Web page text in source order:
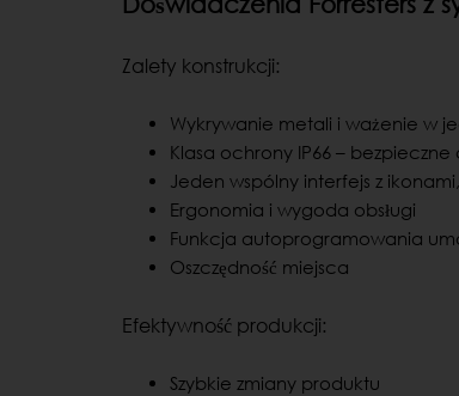
Zalety konstrukcji:
Wykrywanie metali i ważenie w
Klasa ochrony IP66 – bezpieczne
Jeden wspólny interfejs z
Ergonomia i wygoda obsługi
Funkcja autoprogramowania
Oszczędność miejsca
Efektywność produkcji:
Szybkie zmiany produktu